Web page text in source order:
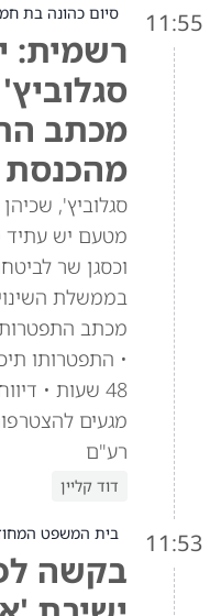
11:55 סיום כהונה בת
רשמית:
מכתב
מהכנסת
סגלוביץ',
וכסגן שר
בממשלת
מכתב
• התפטרותו
48 שעות •
מגעים
רע"ם
דוד קליין
11:53 בית המשפט
בקשה